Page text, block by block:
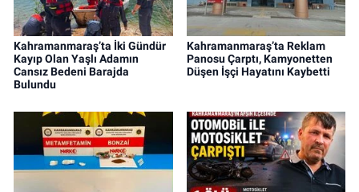
Kahramanmaraş’ta İki Gündür
Kayıp Olan Yaşlı Adamın
Cansız Bedeni Barajda
Bulundu
Kahramanmaraş’ta Reklam
Panosu Çarptı, Kamyonetten
Düşen İşçi Hayatını Kaybetti